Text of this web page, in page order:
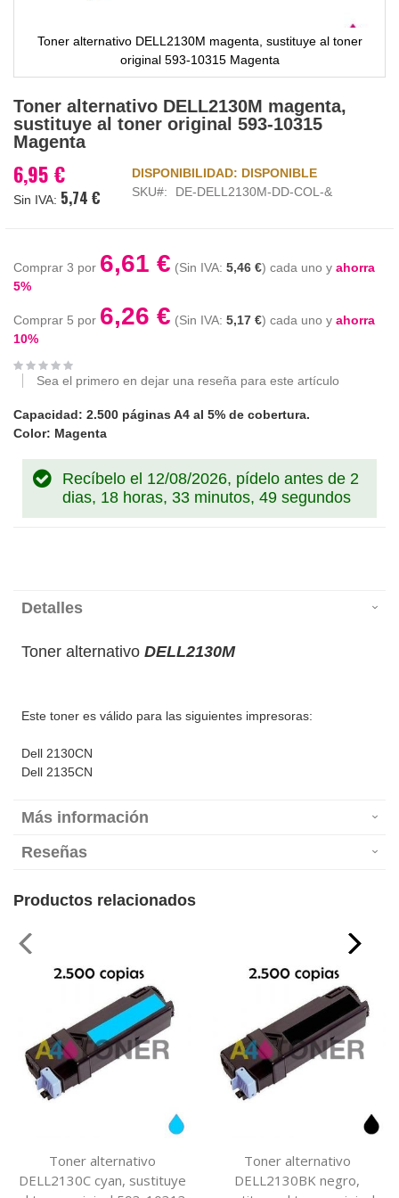
Toner alternativo DELL2130M magenta, sustituye al toner
original 593-10315 Magenta
al
comienzo
de
galería
de
Toner alternativo DELL2130M magenta,
sustituye al toner original 593-10315
Magenta
6,95 €
5,74 €
DISPONIBILIDAD: DISPONIBLE
SKU
DE-DELL2130M-DD-COL-&
Comprar 3 por 6,61 € 5,46 € cada uno y ahorra
5%
Comprar 5 por 6,26 € 5,17 € cada uno y ahorra
10%
Sea el primero en dejar una reseña para este artículo
Capacidad: 2.500 páginas A4 al 5% de cobertura.
Color: Magenta
Recíbelo el 12/08/2026, pídelo antes de 2
dias, 18 horas, 33 minutos, 49 segundos
Detalles
Toner alternativo DELL2130M
Este toner es válido para las siguientes impresoras:
Dell 2130CN
Dell 2135CN
Más información
Reseñas
Productos relacionados
Toner alternativo
DELL2130C cyan, sustituye
Toner alternativo
DELL2130BK negro,